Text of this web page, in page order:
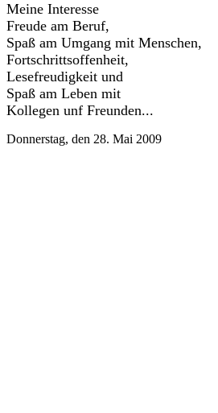
Meine Interesse
Freude am Beruf,
Spaß am Umgang mit Menschen,
Fortschrittsoffenheit,
Lesefreudigkeit und
Spaß am Leben mit
Kollegen unf Freunden...
Donnerstag, den 28. Mai 2009